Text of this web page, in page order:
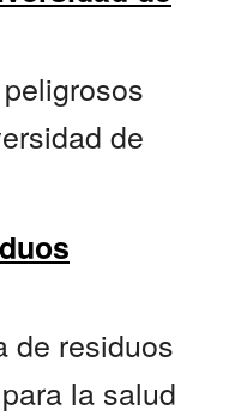
de
de residuos
la salud